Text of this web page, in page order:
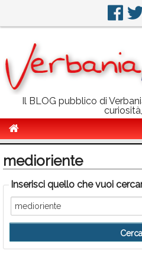
Il BLOG pubblico di
Politica
Sport
Eventi
Info Utili
medioriente
Inserisci quello che vuoi